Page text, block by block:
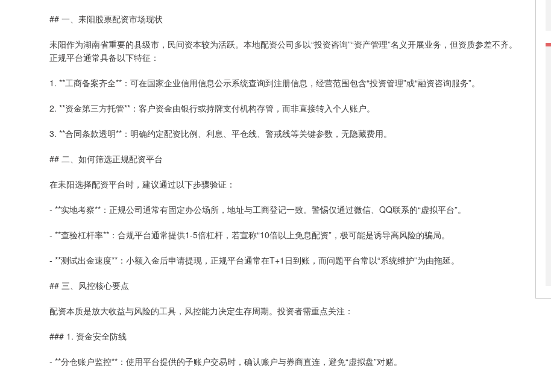
## 一、耒阳股票配资市场现状
耒阳作为湖南省重要的县级市，民间资本较为活跃。本地配资公司多以“投资咨询”“资产管理”名义开展业务，但资质参差不齐。
正规平台通常具备以下特征：
1. **工商备案齐全**：可在国家企业信用信息公示系统查询到注册信息，经营范围包含“投资管理”或“融资咨询服务”。
2. **资金第三方托管**：客户资金由银行或持牌支付机构存管，而非直接转入个人账户。
3. **合同条款透明**：明确约定配资比例、利息、平仓线、警戒线等关键参数，无隐藏费用。
## 二、如何筛选正规配资平台
在耒阳选择配资平台时，建议通过以下步骤验证：
- **实地考察**：正规公司通常有固定办公场所，地址与工商登记一致。警惕仅通过微信、QQ联系的“虚拟平台”。
- **查验杠杆率**：合规平台通常提供1-5倍杠杆，若宣称“10倍以上免息配资”，极可能是诱导高风险的骗局。
- **测试出金速度**：小额入金后申请提现，正规平台通常在T+1日到账，而问题平台常以“系统维护”为由拖延。
## 三、风控核心要点
配资本质是放大收益与风险的工具，风控能力决定生存周期。投资者需重点关注：
### 1. 资金安全防线
- **分仓账户监控**：使用平台提供的子账户交易时，确认账户与券商直连，避免“虚拟盘”对赌。